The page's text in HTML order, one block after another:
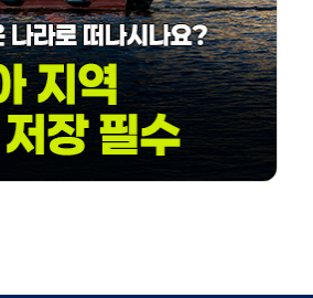
기 쉬운 온열질환 예방과
문장을 활용하여 폭염 시
주요 증상을 쉽게 이해할
보물 배포- 특히 의